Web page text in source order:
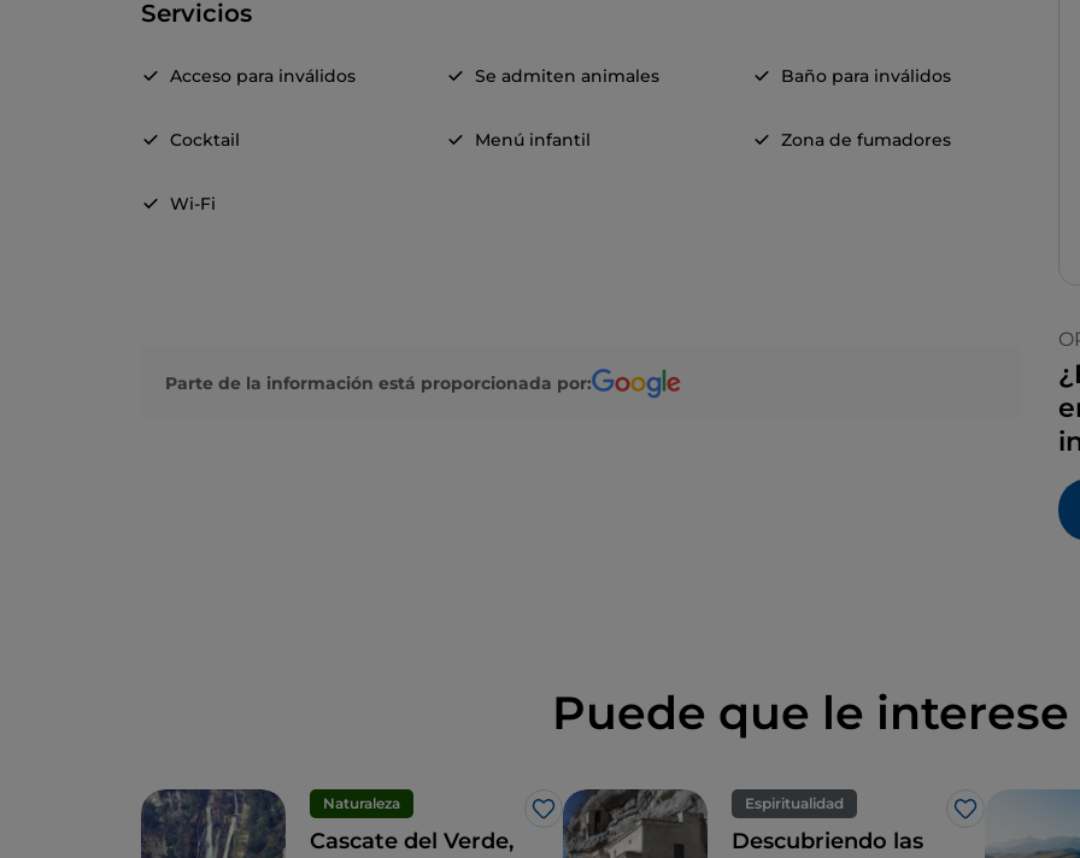
Servicios
Acceso para inválidos Se admiten animales Baño para inválidos
Cocktail Menú infantil Zona de fumadores
Wi-Fi
Parte de la información está proporcionada por:
Puede que le interese
Naturaleza
Me gusta
Cascate del Verde,
Espiritualidad
Me gusta
Descubriendo las